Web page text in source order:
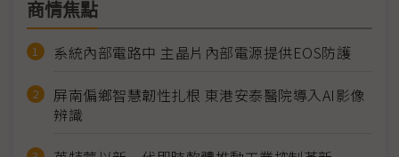
商情焦點
系統內部電路中 主晶片內部電源提供EOS防護
屏南偏鄉智慧韌性扎根 東港安泰醫院導入AI影像
辨識